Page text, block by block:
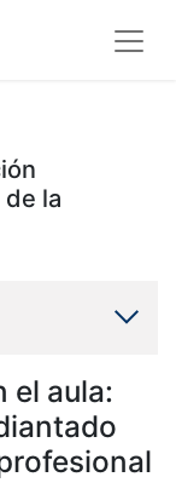
la
el aula: